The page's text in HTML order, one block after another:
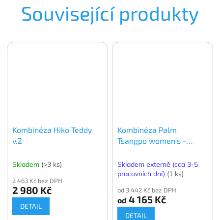
Související produkty
Kombinéza Hiko Teddy
v.2
Skladem (>3 ks)
2 463 Kč bez DPH
2 980 Kč
DETAIL
Kombinéza Palm
Tsangpo women's -
Skladem externě (cca 3-5
pracovních dní) (1 ks)
od 3 442 Kč bez DPH
od 4 165 Kč
DETAIL